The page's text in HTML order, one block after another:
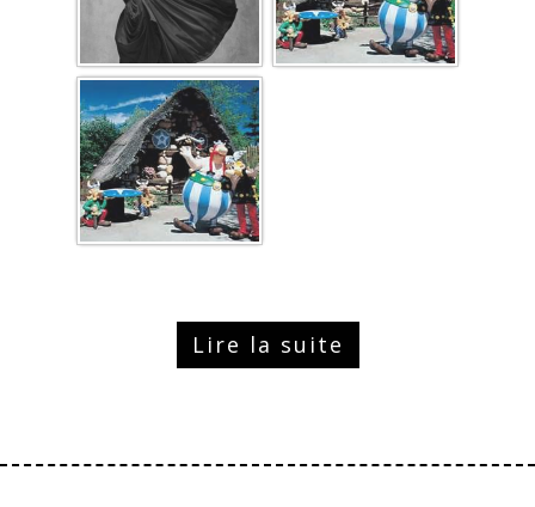
Lire la suite